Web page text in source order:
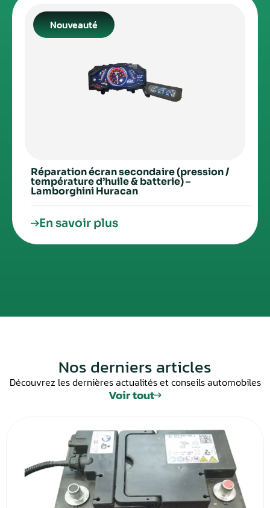
Nouveauté
Réparation écran secondaire (pression /
température d’huile & batterie) –
Lamborghini Huracan
En savoir plus
Nos derniers articles
Découvrez les dernières actualités et conseils automobiles
Voir tout